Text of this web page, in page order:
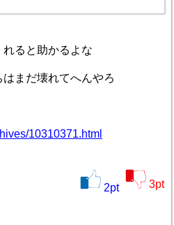
れると助かるよな
はまだ壊れてへんやろ
10310371.html
2pt 3pt